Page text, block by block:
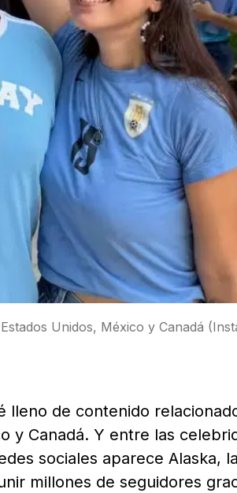
Unidos, México y Canadá
lleno de contenido
y Canadá. Y entre las
sociales aparece Alaska,
millones de seguidores